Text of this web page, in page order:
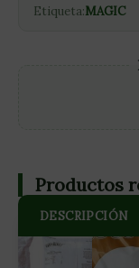
Etiqueta:MAGIC
DESCRIPCIÓN
Productos